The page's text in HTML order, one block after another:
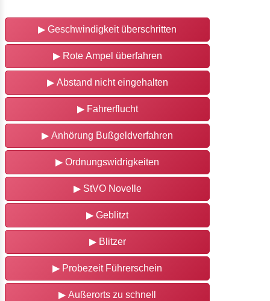
▶ Geschwindigkeit überschritten
▶Rote Ampel überfahren
▶Abstand nicht eingehalten
▶Fahrerflucht
▶ Anhörung Bußgeldverfahren
▶ Ordnungswidrigkeiten
▶StVO Novelle
▶ Geblitzt
▶Blitzer
▶ Probezeit Führerschein
▶ Außerorts zu schnell